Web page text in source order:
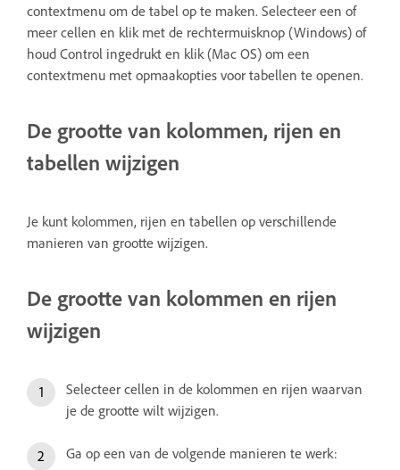
contextmenu om de tabel op te maken. Selecteer een of
meer cellen en klik met de rechtermuisknop (Windows) of
houd Control ingedrukt en klik (Mac OS) om een
contextmenu met opmaakopties voor tabellen te openen.
De grootte van kolommen, rijen en
tabellen wijzigen
Je kunt kolommen, rijen en tabellen op verschillende
manieren van grootte wijzigen.
De grootte van kolommen en rijen
wijzigen
Selecteer cellen in de kolommen en rijen waarvan
je de grootte wilt wijzigen.
Ga op een van de volgende manieren te werk: